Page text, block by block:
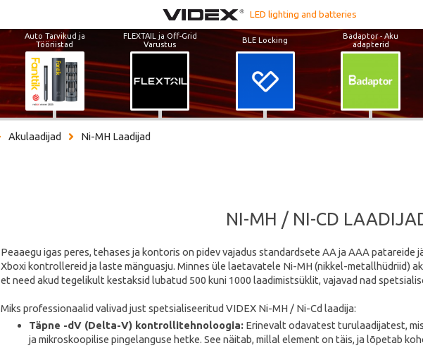
LED lighting and batteries
Auto Tarvikud ja
Tööriistad
FLEXTAIL ja Off-Grid
Varustus
BLE Locking
Badaptor - Aku
adapterid
Akulaadijad Ni-MH Laadijad
NI-MH / NI-CD
Peaaegu igas peres, tehases ja kontoris on pidev vajadus standardsete AA ja AAA
Xboxi kontrollereid ja laste mänguasju. Minnes üle laetavatele Ni-MH (nikkel-metallhüdriid)
et need akud tegelikult kestaksid lubatud 500 kuni 1000 laadimistsüklit, vajavad nad
Miks professionaalid valivad just spetsialiseeritud VIDEX Ni-MH / Ni-Cd laadija:
Täpne -dV (Delta-V) kontrollitehnoloogia:Erinevalt odavatest turulaadijatest,
ja mikroskoopilise pingelanguse hetke. See näitab, millal element on täis, ja lõpetab